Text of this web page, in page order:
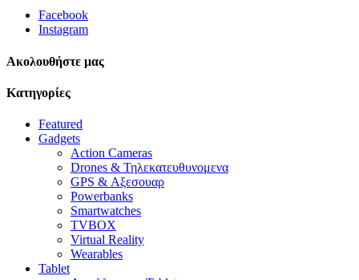
Facebook
Instagram
Aκολουθήστε μας
Κατηγορίες
Featured
Gadgets
Action Cameras
Drones & Τηλεκατευθυνομενα
GPS & Αξεσουαρ
Powerbanks
Smartwatches
TVBOX
Virtual Reality
Wearables
Tablet